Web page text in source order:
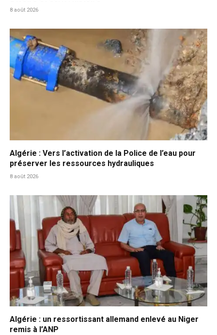
8 août 2026
Algérie : Vers l’activation de la Police de l’eau pour
préserver les ressources hydrauliques
8 août 2026
Algérie : un ressortissant allemand enlevé au Niger
remis à l’ANP